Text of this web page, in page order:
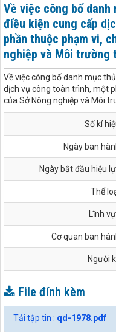
Về việc công bố
điều kiện cung cấp
phần thuộc phạm vi,
nghiệp và Môi trường
Về việc công bố danh mục
dịch vụ công toàn trình, một
của Sở Nông nghiệp và Môi
Số kí
Ngày ban
Ngày bắt đầu hiệu
Thể
Lĩnh
Cơ quan ban
Người
File đính kèm
Tải tập tin : qd-1978.pdf